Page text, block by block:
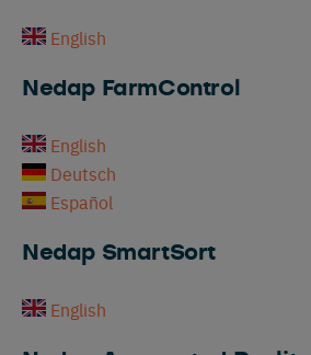
English
Nedap FarmControl
English
Deutsch
Español
Nedap SmartSort
English